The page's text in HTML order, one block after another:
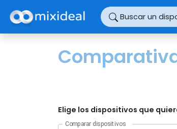
Buscar un
Elige los dispositivos que
Comparar dispositivos